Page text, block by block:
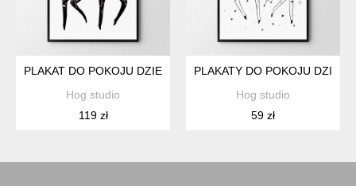
PLAKAT DO POKOJU DZIECKA JEDNOROŻEC KOŃ 50X70 CM
Hog studio
119 zł
PLAKATY DO POKOJU
Hog studio
59 zł